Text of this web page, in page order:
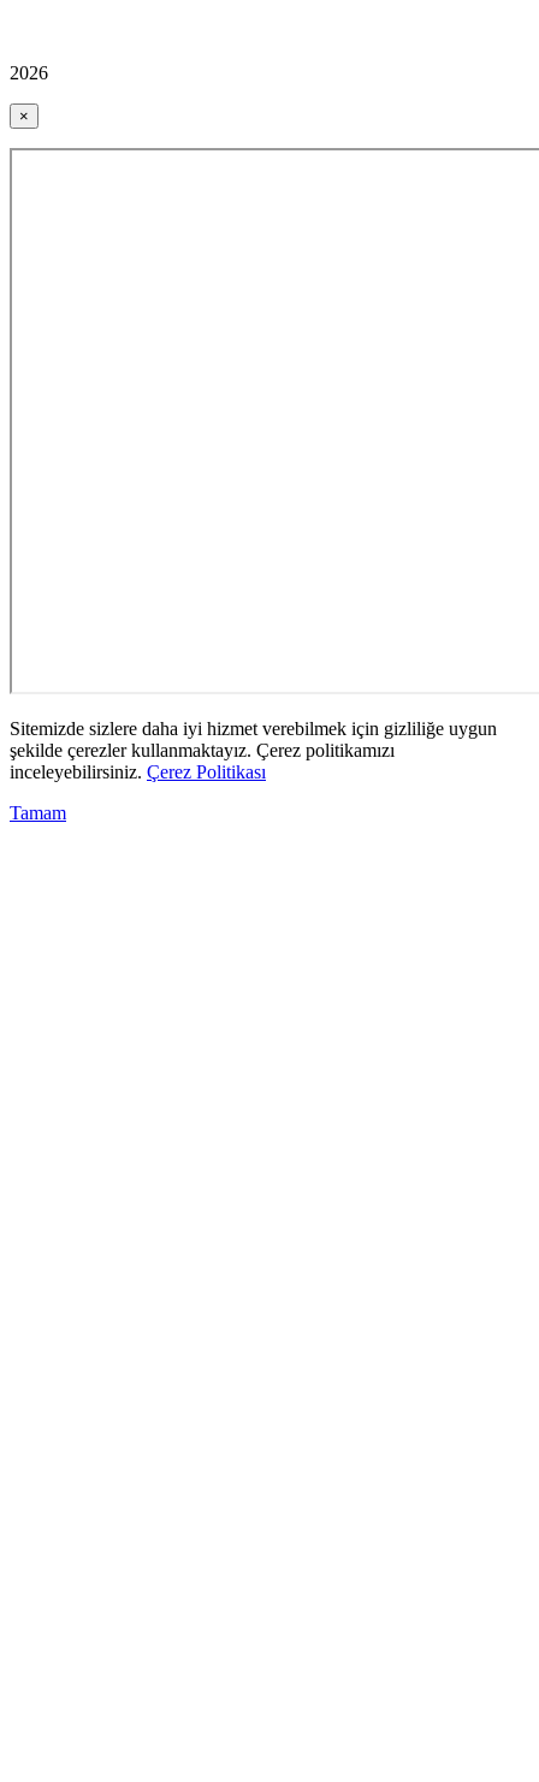
2026
×
Sitemizde sizlere daha iyi hizmet verebilmek için gizliliğe uygun
şekilde çerezler kullanmaktayız. Çerez politikamızı
inceleyebilirsiniz. Çerez Politikası
Tamam